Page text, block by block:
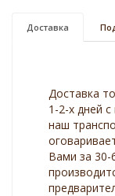
Доставка
Доставка
1-2-х дней
наш
Вами за 30-